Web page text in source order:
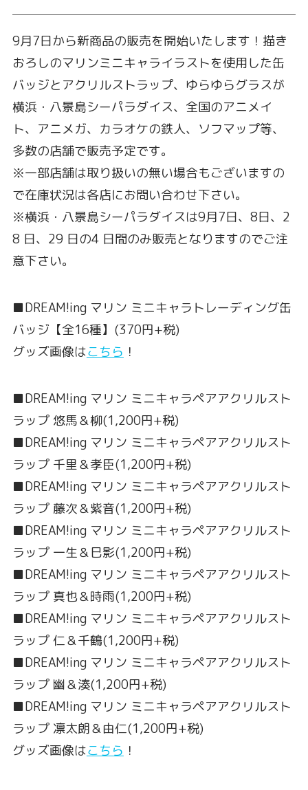
9月7日から新商品の販売を開始いたします！描き
おろしのマリンミニキャライラストを使用した缶
バッジとアクリルストラップ、ゆらゆらグラスが
横浜・八景島シーパラダイス、全国のアニメイ
ト、アニメガ、カラオケの鉄人、ソフマップ等、
多数の店舗で販売予定です。
※一部店舗は取り扱いの無い場合もございますの
で在庫状況は各店にお問い合わせ下さい。
※横浜・八景島シーパラダイスは9月7日、8日、2
8 日、29 日の4 日間のみ販売となりますのでご注
意下さい。
■DREAM!ing マリン ミニキャラトレーディング缶
バッジ【全16種】(370円+税)
グッズ画像はこちら ！
■DREAM!ing マリン ミニキャラペアアクリルスト
ラップ 悠馬＆柳(1,200円+税)
■DREAM!ing マリン ミニキャラペアアクリルスト
ラップ 千里＆孝臣(1,200円+税)
■DREAM!ing マリン ミニキャラペアアクリルスト
ラップ 藤次＆紫音(1,200円+税)
■DREAM!ing マリン ミニキャラペアアクリルスト
ラップ 一生＆巳影(1,200円+税)
■DREAM!ing マリン ミニキャラペアアクリルスト
ラップ 真也＆時雨(1,200円+税)
■DREAM!ing マリン ミニキャラペアアクリルスト
ラップ 仁＆千鶴(1,200円+税)
■DREAM!ing マリン ミニキャラペアアクリルスト
ラップ 幽＆湊(1,200円+税)
■DREAM!ing マリン ミニキャラペアアクリルスト
ラップ 凛太朗＆由仁(1,200円+税)
グッズ画像はこちら ！